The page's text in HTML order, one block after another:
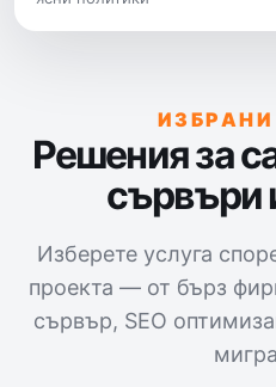
Решения за
сървъри
Изберете услуга
проекта — от бърз
сървър, SEO